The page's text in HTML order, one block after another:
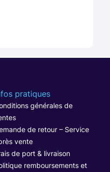
pratiques
générales de
de retour – Service
vente
de port & livraison
remboursements et